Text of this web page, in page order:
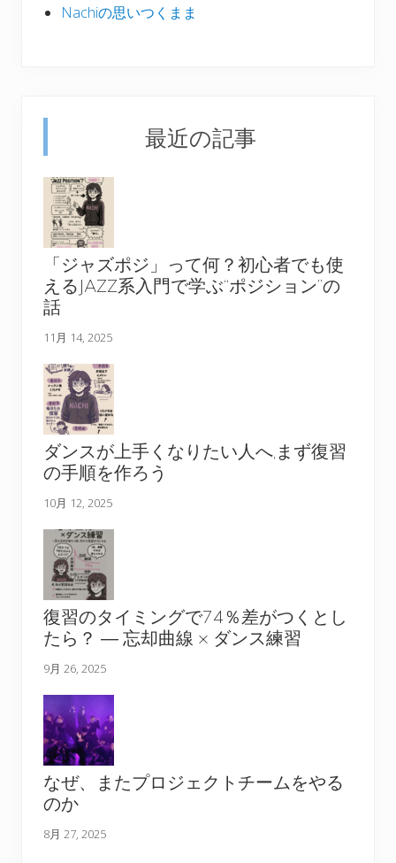
Nachiの思いつくまま
最近の記事
「ジャズポジ」って何？初心者でも使
えるJAZZ系入門で学ぶ“ポジション”の
話
11月 14, 2025
ダンスが上手くなりたい人へ,まず復習
の手順を作ろう
10月 12, 2025
復習のタイミングで74％差がつくとし
たら？ ― 忘却曲線 × ダンス練習
9月 26, 2025
なぜ、またプロジェクトチームをやる
のか
8月 27, 2025